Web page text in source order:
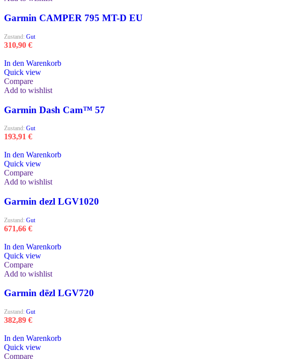
Garmin CAMPER 795 MT-D EU
Zustand: Gut
310,90 €
In den Warenkorb
Quick view
Compare
Add to wishlist
Garmin Dash Cam™ 57
Zustand: Gut
193,91 €
In den Warenkorb
Quick view
Compare
Add to wishlist
Garmin dezl LGV1020
Zustand: Gut
671,66 €
In den Warenkorb
Quick view
Compare
Add to wishlist
Garmin dēzl LGV720
Zustand: Gut
382,89 €
In den Warenkorb
Quick view
Compare